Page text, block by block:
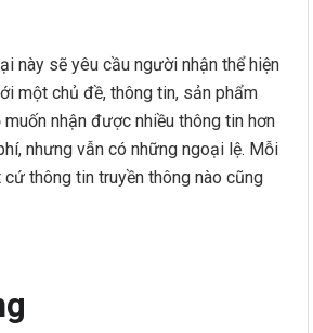
này sẽ yêu cầu người nhận thể hiện
một chủ đề, thông tin, sản phẩm
nhận được nhiều thông tin hơn
nhưng vẫn có những ngoại lệ. Mỗi
thông tin truyền thông nào cũng